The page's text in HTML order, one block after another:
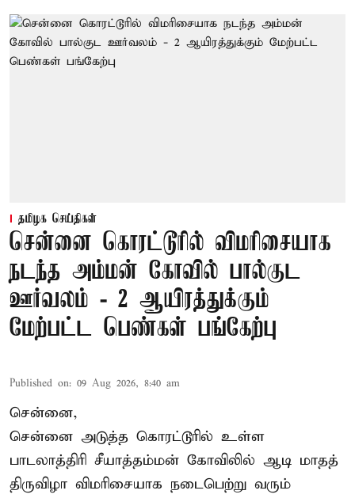
தமிழக செய்திகள்
சென்னை கொரட்டூரில் விமரிசையாக
நடந்த அம்மன் கோவில் பால்குட
ஊர்வலம் - 2 ஆயிரத்துக்கும்
மேற்பட்ட பெண்கள் பங்கேற்பு
Published on: 09 Aug 2026, 8:40 am
சென்னை,
சென்னை அடுத்த கொரட்டூரில் உள்ள
பாடலாத்திரி சீயாத்தம்மன் கோவிலில் ஆடி மாதத்
திருவிழா விமரிசையாக நடைபெற்று வரும்